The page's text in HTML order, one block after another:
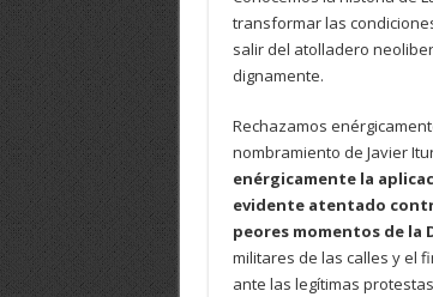
transformar las
salir del atolladero
dignamente.
Rechazamos
nombramiento de Javier
enérgicamente la
evidente atentado
peores momentos de la
militares de las calles y el
ante las legítimas